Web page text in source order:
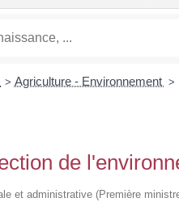
> Agriculture - Environnement >
de
et administrative (Première